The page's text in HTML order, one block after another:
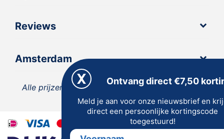
Reviews
Amsterdam
Alle prijzen zijn inclusief 21% BTW, tenzij anders
vermeld.
Ontvang direct €7,50
Meld je aan voor onze nieuwsbrief en
direct een persoonlijke kortingscode
toegestuurd!